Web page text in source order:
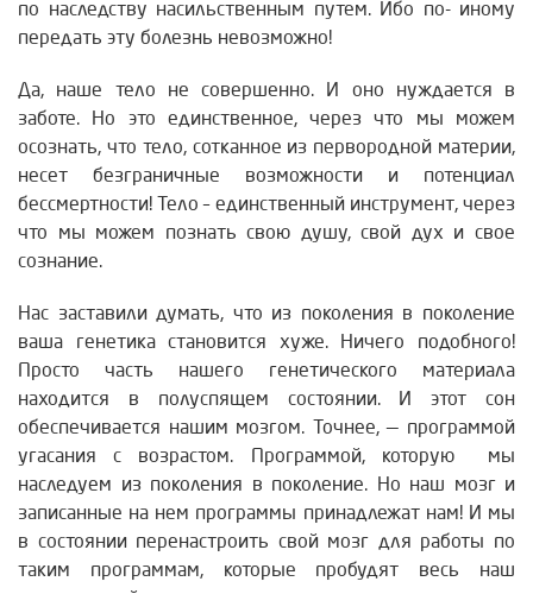
по наследству насильственным путем. Ибо по- иному
передать эту болезнь невозможно!
Да, наше тело не совершенно. И оно нуждается в
заботе. Но это единственное, через что мы можем
осознать, что тело, сотканное из первородной материи,
несет безграничные возможности и потенциал
бессмертности! Тело – единственный инструмент, через
что мы можем познать свою душу, свой дух и свое
сознание.
Нас заставили думать, что из поколения в поколение
ваша генетика становится хуже. Ничего подобного!
Просто часть нашего генетического материала
находится в полуспящем состоянии. И этот сон
обеспечивается нашим мозгом. Точнее, — программой
угасания с возрастом. Программой, которую мы
наследуем из поколения в поколение. Но наш мозг и
записанные на нем программы принадлежат нам! И мы
в состоянии перенастроить свой мозг для работы по
таким программам, которые пробудят весь наш